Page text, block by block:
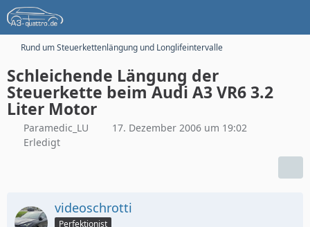
Rund um Steuerkettenlängung und Longlifeintervalle
Schleichende Längung der
Steuerkette beim Audi A3 VR6 3.2
Liter Motor
Paramedic_LU
17. Dezember 2006 um 19:02
Erledigt
videoschrotti
Perfektionist